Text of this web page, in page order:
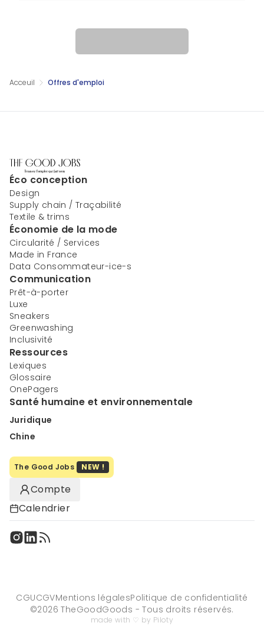
Acceuil Offres d'emploi
Éco conception
Design
Supply chain / Traçabilité
Textile & trims
Économie de la mode
Circularité / Services
Made in France
Data Consommateur-ice-s
Communication
Prêt-à-porter
Luxe
Sneakers
Greenwashing
Inclusivité
Ressources
Lexiques
Glossaire
OnePagers
Santé humaine et environnementale
Juridique
Chine
The Good Jobs NEW !
Compte
Calendrier
CGUCGVMentions légalesPolitique de confidentialité
©2026 TheGoodGoods - Tous droits réservés.
made with ♡ by Piloty